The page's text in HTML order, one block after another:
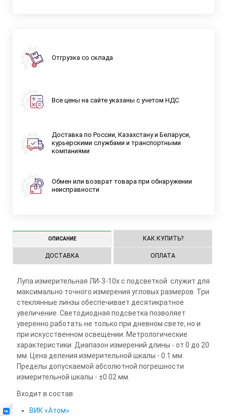
Отгрузка со склада
Все цены на сайте указаны с учетом НДС
Доставка по России, Казахстану и Беларуси,
курьерскими службами и транспортными
компаниями
Обмен или возврат товара при обнаружении
неисправности
ОПИСАНИЕ КАК КУПИТЬ?
ДОСТАВКА ОПЛАТА
Лупа измерительная ЛИ-3-10х с подсветкой служит для
максимально точного измерения угловых размеров. Три
стеклянные линзы обеспечивает десятикратное
увеличение. Светодиодная подсветка позволяет
уверенно работать не только при дневном свете, но и
при искусственном освещении. Метрологические
характеристики: Диапазон измерений длины - от 0 до 20
мм. Цена деления измерительной шкалы - 0.1 мм.
Пределы допускаемой абсолютной погрешности
измерительной шкалы - ±0.02 мм.
Входит в состав:
ВИК «Атом»